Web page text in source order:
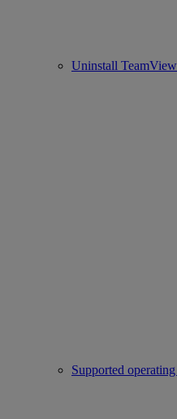
Uninstall
Supported